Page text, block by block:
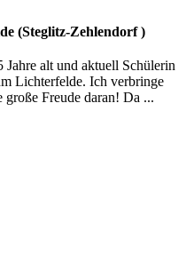
(Steglitz-Zehlendorf )
alt und aktuell Schülerin
Lichterfelde. Ich verbringe
Freude daran! Da ...